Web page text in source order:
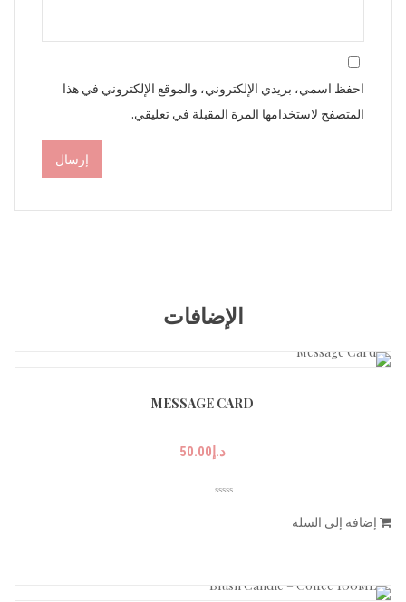
احفظ اسمي، بريدي الإلكتروني، والموقع الإلكتروني في هذا
المتصفح لاستخدامها المرة المقبلة في تعليقي.
الإضافات
MESSAGE CARD
د.إ50.00
إضافة إلى السلة